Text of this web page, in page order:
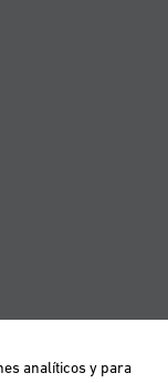
analíticos y para